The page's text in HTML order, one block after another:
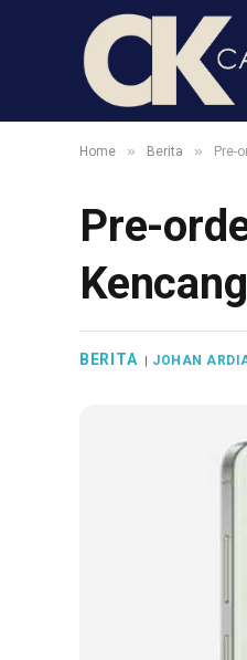
Home » Berita » Pre-
Pre-
BERITA JOHAN